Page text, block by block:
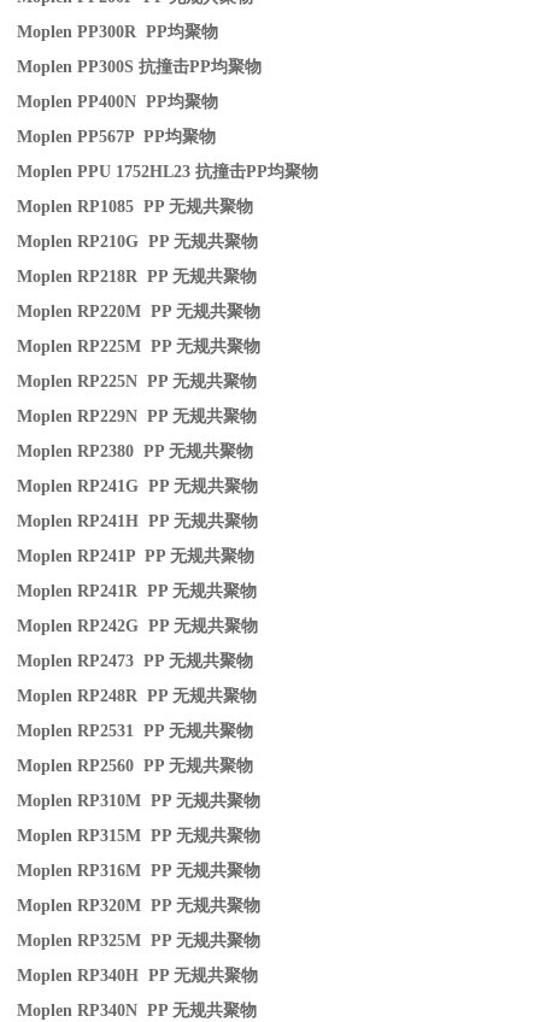
Moplen PP300R PP均聚物
Moplen PP300S抗撞击PP均聚物
Moplen PP400N PP均聚物
Moplen PP567P PP均聚物
Moplen PPU 1752HL23抗撞击PP均聚物
Moplen RP1085 PP无规共聚物
Moplen RP210G PP无规共聚物
Moplen RP218R PP无规共聚物
Moplen RP220M PP无规共聚物
Moplen RP225M PP无规共聚物
Moplen RP225N PP无规共聚物
Moplen RP229N PP无规共聚物
Moplen RP2380 PP无规共聚物
Moplen RP241G PP无规共聚物
Moplen RP241H PP无规共聚物
Moplen RP241P PP无规共聚物
Moplen RP241R PP无规共聚物
Moplen RP242G PP无规共聚物
Moplen RP2473 PP无规共聚物
Moplen RP248R PP无规共聚物
Moplen RP2531 PP无规共聚物
Moplen RP2560 PP无规共聚物
Moplen RP310M PP无规共聚物
Moplen RP315M PP无规共聚物
Moplen RP316M PP无规共聚物
Moplen RP320M PP无规共聚物
Moplen RP325M PP无规共聚物
Moplen RP340H PP无规共聚物
Moplen RP340N PP无规共聚物